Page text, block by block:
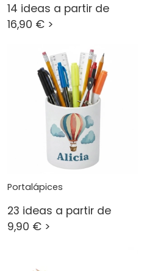
14 ideas a partir de
16,90 € >
Portalápices
23 ideas a partir de
9,90 € >